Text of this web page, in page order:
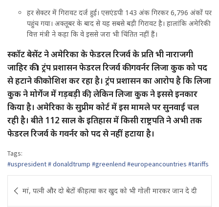
हर सेक्टर में गिरावट दर्ज हुई। एसएंडपी 143 अंक गिरकर 6,796 अंकों पर
पहुंच गया। अक्तूबर के बाद से यह सबसे बड़ी गिरावट है। हालांकि अमेरिकी
वित्त मंत्री ने कहा कि वे इससे जरा भी चिंतित नहीं हैं।
स्कॉट बेसेंट ने अमेरिका के फेडरल रिजर्व के प्रति भी नाराजगी
जाहिर की। ट्रंप प्रशासन फेडरल रिजर्व की गवर्नर लिजा कुक को पद
से हटाने की कोशिश कर रहा है। ट्रंप प्रशासन का आरोप है कि लिजा
कुक ने मोर्गेज में गड़बड़ी की, लेकिन लिजा कुक ने इससे इनकार
किया है। अमेरिका के सुप्रीम कोर्ट में इस मामले पर सुनवाई चल
रही है। बीते 112 साल के इतिहास में किसी राष्ट्रपति ने अभी तक
फेडरल रिजर्व के गवर्नर को पद से नहीं हटाया है।
Tags:
#uspresident # donaldtrump #greenlend #europeancountries #tariffs
navigation
मां, पत्नी और दो बेटों की हत्या कर खुद को भी गोली मारकर जान दे दी